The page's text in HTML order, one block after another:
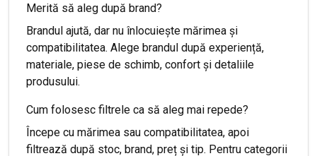
Merită să aleg după brand?
Brandul ajută, dar nu înlocuiește mărimea și
compatibilitatea. Alege brandul după experiență,
materiale, piese de schimb, confort și detaliile
produsului.
Cum folosesc filtrele ca să aleg mai repede?
Începe cu mărimea sau compatibilitatea, apoi
filtrează după stoc, brand, preț și tip. Pentru categorii